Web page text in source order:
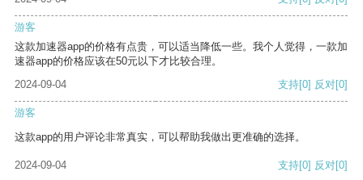
游客
这款加速器app的价格有点贵，可以适当降低一些。我个人觉得，一款加
速器app的价格应该在50元以下才比较合理。
2024-09-04
支持[0] 反对[0]
游客
这款app的用户评论非常真实，可以帮助我做出更准确的选择。
2024-09-04 支持[0] 反对[0]